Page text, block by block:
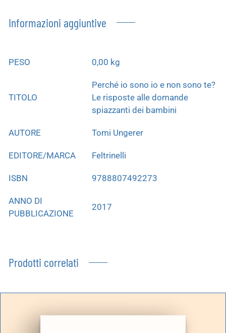
Informazioni aggiuntive
PESO 0,00 kg
TITOLO
Perché io sono io e non sono te?
Le risposte alle domande
spiazzanti dei bambini
AUTORE Tomi Ungerer
EDITORE/MARCA Feltrinelli
ISBN 9788807492273
ANNO DI
PUBBLICAZIONE
2017
Prodotti correlati